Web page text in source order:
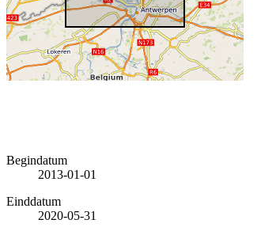
Begindatum
2013-01-01
Einddatum
2020-05-31